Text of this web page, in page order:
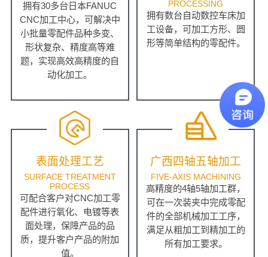
拥有30多台日本FANUC
CNC加工中心，可解决中
小批量零配件品种多变、
形状复杂、精度高等难
题，实现高效高精度的自
动化加工。
PROCESSING
拥有数台自动数控车床加
工设备，可加工方形、圆
形等简单结构的零配件。
表面处理工艺
SURFACE TREATMENT
PROCESS
可配合客户对CNC加工零
配件进行氧化、电镀等表
面处理，保障产品的品
质，提升客户产品的附加
值。
广西四轴五轴加工
FIVE-AXIS MACHINING
高精度的4轴5轴加工群，
可在一次装夹中完成零配
件的全部机械加工工序，
满足从粗加工到精加工的
所有加工要求。